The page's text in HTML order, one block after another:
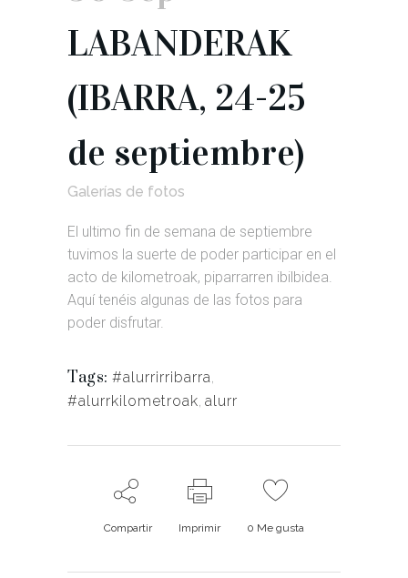
LABANDERAK
(IBARRA, 24-25
de septiembre)
Galerías de fotos
El ultimo fin de semana de septiembre
tuvimos la suerte de poder participar en el
acto de kilometroak, piparrarren ibilbidea.
Aquí tenéis algunas de las fotos para
poder disfrutar.
Tags: #alurrirribarra
#alurrkilometroak alurr
Compartir Imprimir 0 Me gusta